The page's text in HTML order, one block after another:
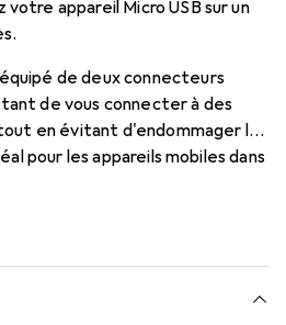
appareil Micro USB sur un
de deux connecteurs
de vous connecter à des
en évitant d'endommager le
pour les appareils mobiles dans
brancher avec un connecteur